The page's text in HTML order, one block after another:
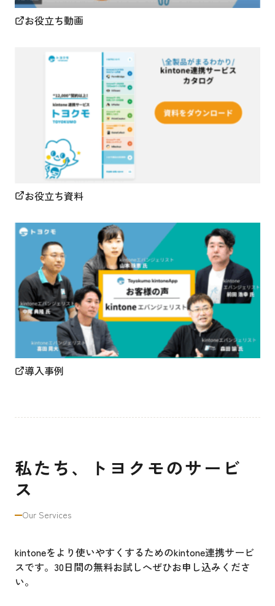
お役立ち動画
お役立ち資料
導入事例
私たち、トヨクモのサービ
ス
Our Services
kintoneをより使いやすくするためのkintone連携サービ
スです。30日間の無料お試しへぜひお申し込みくださ
い。